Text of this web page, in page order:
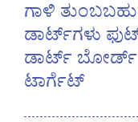
ಗಾಳಿ
ಡಾರ್ಟ್‌ಗಳು
ಡಾರ್ಟ್ ಬೋರ್ಡ್
ಟಾರ್ಗೆಟ್